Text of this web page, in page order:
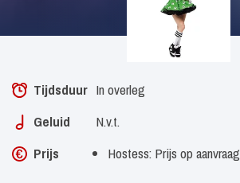
Tijdsduur In overleg
Geluid
N.v.t.
Prijs
Hostess: Prijs op aanvraag